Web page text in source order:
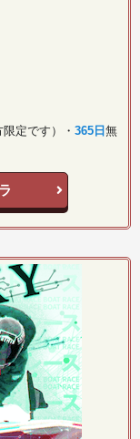
定です）・ 365日 無